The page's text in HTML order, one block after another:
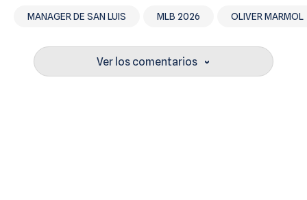
MANAGER DE SAN LUIS MLB 2026 OLIVER MARMOL
Ver los comentarios ›